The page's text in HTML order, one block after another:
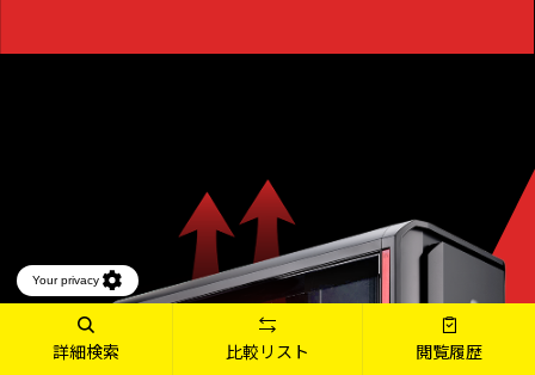
詳細検索 比較リスト 閲覧履歴